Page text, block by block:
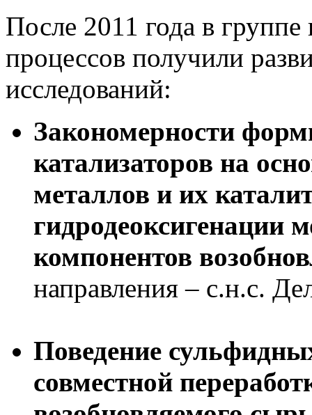
После 2011 года в
процессов получили
исследований:
Закономерности
катализаторов на
металлов и их
гидродеоксигенации
компонентов
направления – с.н.с.
Поведение
совместной